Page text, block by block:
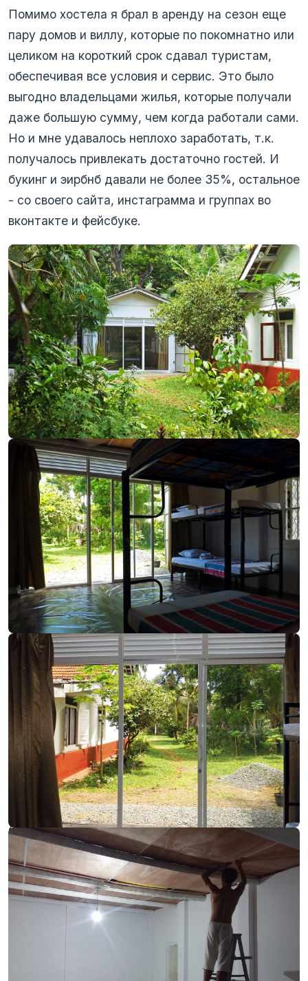
Помимо хостела я брал в аренду на сезон еще
пару домов и виллу, которые по покомнатно или
целиком на короткий срок сдавал туристам,
обеспечивая все условия и сервис. Это было
выгодно владельцами жилья, которые получали
даже большую сумму, чем когда работали сами.
Но и мне удавалось неплохо заработать, т.к.
получалось привлекать достаточно гостей. И
букинг и эирбнб давали не более 35%, остальное
- со своего сайта, инстаграмма и группах во
вконтакте и фейсбуке.
‹
Интересная история случилась во время
стройки хостела. По наводке кого-то из местных
ко мне нагрянул местный полицейский. Уверял
меня, что я не имею право заниматься
строительством лично и должен кого-то
нанимать (а я и нанимал, но стены захотел
выложить сам). Хорошо, что все свои действия с
согласовывал с юристом. Поэтому после
разговора по телефону с моим юристом
полицейский ушел, хотя и сказал мне, что я
обязательно должен занести ему все
документы. Юрист сказал “забей” - я так и
сделал)
Это была первая из двух значительных историй.
Начало второй было, когда мне пришлось
достаточно жестко поставить на место какого-
то местного неадеквата, который очень
невежливо доносил свою идею “Шри-Ланка для
ланкийцев” жене с сыном в мое отсутствие. Как
позже оказалось у него были связи и немного
“мафиозное” прошлое. Поэтому в скором
времени ко мне нагрянула миграционная служба
из самого Коломбо. При чем с целью забрать